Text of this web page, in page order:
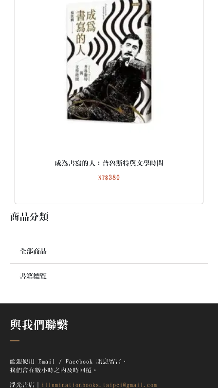
商品分類
全部商品
書籍總覽
成為書寫的人：普魯斯特與文學時間
NT$380
與我們聯繫
歡迎使用 Email / Facebook 訊息留言，
我們會在數小時之內及時回覆。
浮光書店｜ illuminationbooks.taipei@gmail.com